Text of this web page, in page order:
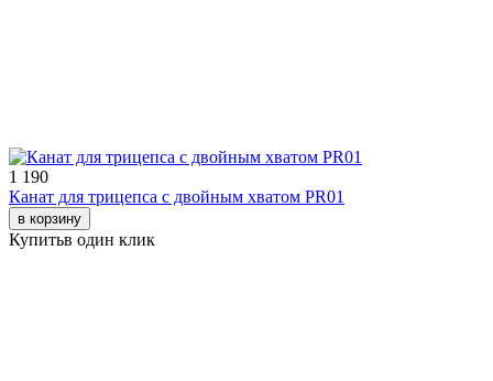
1 190
Канат для трицепса с двойным хватом PR01
в корзину
Купитьв один клик